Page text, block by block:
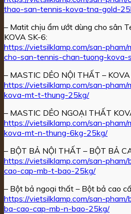
thao-san-tennis-kova-tna-gold-
– Matit chịu ẩm ướt dùng cho sân
KOVA SK-6:
https://vietsilklamp.com/san-
cho-san-tennis-chan-tuong-
– MASTIC DẺO NỘI THẤT –
https://vietsilklamp.com/san-
kova-mt-t-thung-25kg/
– MASTIC DẺO NGOẠI THẤT
https://vietsilklamp.com/san-
kova-mt-n-thung-6kg-25kg/
– BỘT BẢ NỘI THẤT – BỘT BẢ
https://vietsilklamp.com/san-
cao-cap-mb-t-bao-25kg/
– Bột bả ngoại thất – Bột bả cao
https://vietsilklamp.com/san-
ba-cao-cap-mb-n-bao-25kg/